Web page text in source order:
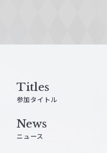
Titles
参加タイトル
News
ニュース